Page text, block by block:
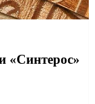
«Синтерос»